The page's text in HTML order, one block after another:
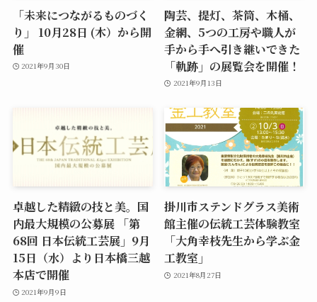
「未来につながるものづく
り」 10月28日 (木）から開
催
2021年9月30日
陶芸、提灯、茶筒、木桶、
金網、5つの工房や職人が
手から手へ引き継いできた
「軌跡」の展覧会を開催！
2021年9月13日
卓越した精緻の技と美。国
内最大規模の公募展 「第
68回 日本伝統工芸展」9月
15日（水）より日本橋三越
本店で開催
2021年9月9日
掛川市ステンドグラス美術
館主催の伝統工芸体験教室
「大角幸枝先生から学ぶ金
工教室」
2021年8月27日